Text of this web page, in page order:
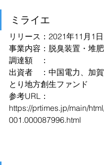
ミライエ
リリース：2021年11月1日
事業内容：脱臭装置・堆
調達額　：
出資者　：中国電力、加
とり地方創生ファンド
参考URL：
https://prtimes.jp/main/
001.000087996.html